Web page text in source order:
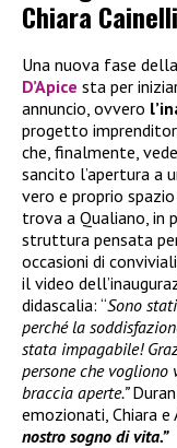
Chiara
Una nuova fase
D’Apice sta per
annuncio, ovvero
progetto
che, finalmente,
sancito l’apertura a
vero e proprio
trova a Qualiano, in
struttura pensata
occasioni di
il video
didascalia: “Sono
perché la
stata impagabile!
persone che vogliono
braccia aperte.”
emozionati, Chiara
nostro sogno di vita.”